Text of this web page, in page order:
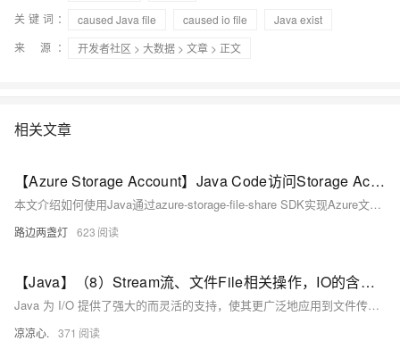
关键词：
caused Java file caused io file
Java exist
来 源：
开发者社区 > 大数据 > 文章 > 正文
相关文章
【Azure Storage Account】Java Code访问Storage Account File Share的上传和下载代码示例
本文介绍如何使用Java通过azure-storage-file-share SDK实现Azure文件共享的上传下载。包含依赖引入、客户端创建及完整示例代码，助你快速集成Azure File Share功能。
路边两盏灯 623
【Java】（8）Stream流、文件File相关操作，IO的含义与运用
Java 为 I/O 提供了强大的而灵活的支持，使其更广泛地应用到文件传输和网络编程中。！但本节讲述最基本的和流与 I/O 相关的功能。我们将通过一个个例子来学习这些功能。
凉凉心. 371